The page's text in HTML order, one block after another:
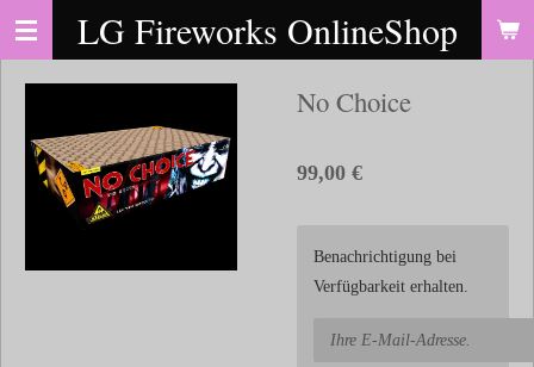
Zum
springen
LG Fireworks OnlineShop
No Choice
99,00 €
Benachrichtigung bei
Verfügbarkeit erhalten.